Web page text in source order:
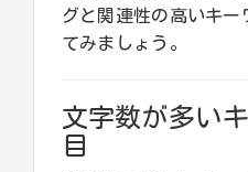
グと関連性の高いキ
てみましょう。
文字数が多い
目